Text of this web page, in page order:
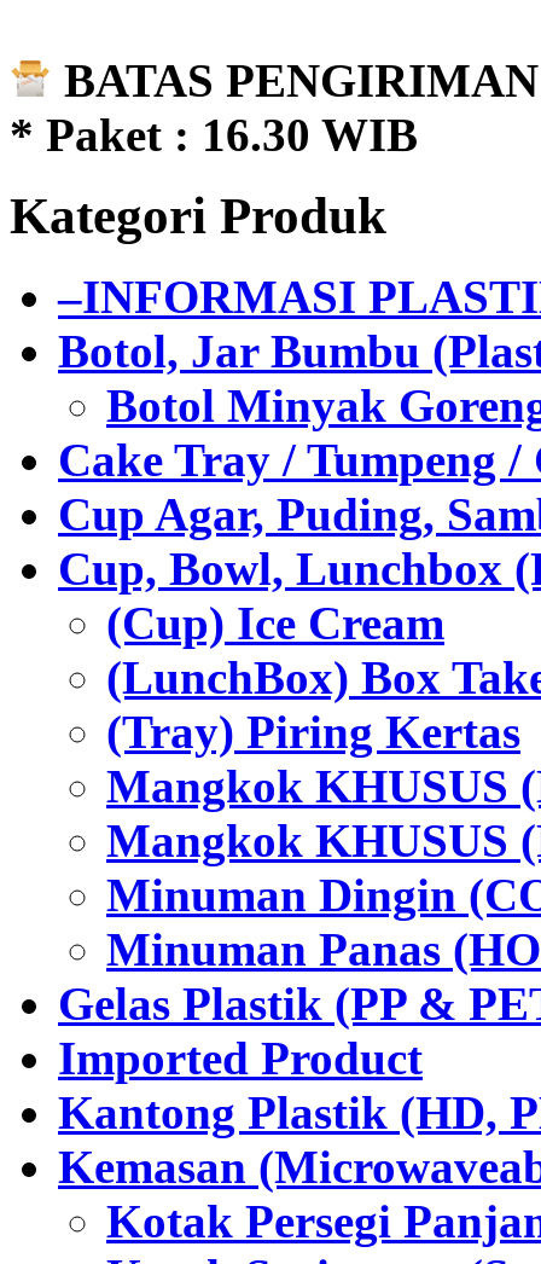
BATAS
* Paket : 16.30 WIB
Kategori Produk
–INFORMASI
Botol, Jar Bumbu
Botol Minyak
Cake Tray / Tumpeng /
Cup Agar, Puding,
Cup, Bowl, Lunchbox
(Cup) Ice Cream
(LunchBox) Box
(Tray) Piring Kertas
Mangkok KHUSUS
Mangkok KHUSUS
Minuman Dingin
Minuman Panas
Gelas Plastik (PP &
Imported Product
Kantong Plastik (HD,
Kemasan
Kotak Persegi